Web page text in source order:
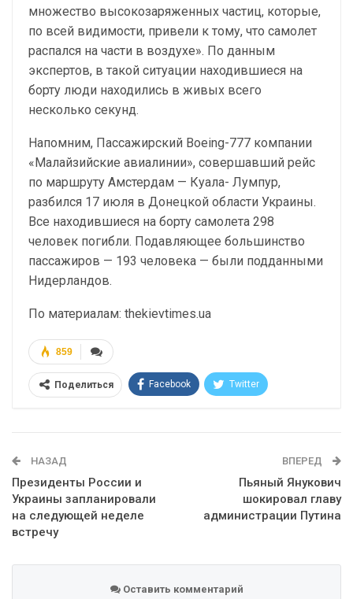
множество высокозаряженных частиц, которые,
по всей видимости, привели к тому, что самолет
распался на части в воздухе». По данным
экспертов, в такой ситуации находившиеся на
борту люди находились в живых всего
несколько секунд.
Напомним, Пассажирский Boeing-777 компании
«Малайзийские авиалинии», совершавший рейс
по маршруту Амстердам — Куала- Лумпур,
разбился 17 июля в Донецкой области Украины.
Все находившиеся на борту самолета 298
человек погибли. Подавляющее большинство
пассажиров — 193 человека — были подданными
Нидерландов.
По материалам: thekievtimes.ua
859
Поделиться Facebook Twitter
НАЗАД
Президенты России и
Украины запланировали
на следующей неделе
встречу
ВПЕРЕД
Пьяный Янукович
шокировал главу
администрации Путина
Оставить комментарий